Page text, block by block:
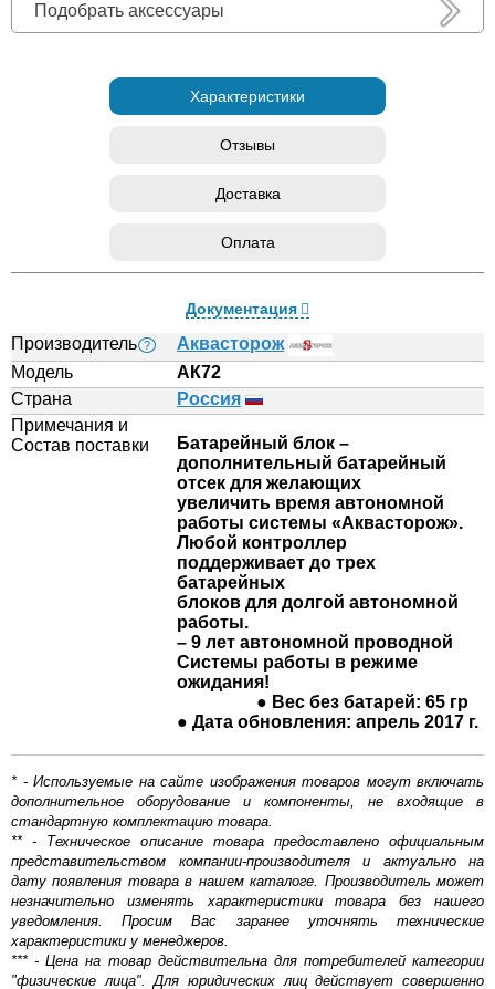
Подобрать аксессуары
Характеристики
Отзывы
Доставка
Оплата
Документация
Производитель ?
Аквасторож
Модель
АК72
Страна
Россия
Примечания и
Состав поставки
Батарейный блок –
дополнительный батарейный
отсек для желающих
увеличить время автономной
работы системы «Аквасторож».
Любой контроллер
поддерживает до трех
батарейных
блоков для долгой автономной
работы.
– 9 лет автономной проводной
Системы работы в режиме
ожидания!
● Вес без батарей: 65 гр
● Дата обновления: апрель 2017 г.
* - Используемые на сайте изображения товаров могут включать
дополнительное оборудование и компоненты, не входящие в
стандартную комплектацию товара.
** - Техническое описание товара предоставлено официальным
представительством компании-производителя и актуально на
дату появления товара в нашем каталоге. Производитель может
незначительно изменять характеристики товара без нашего
уведомления. Просим Вас заранее уточнять технические
характеристики у менеджеров.
*** - Цена на товар действительна для потребителей категории
"физические лица". Для юридических лиц действует совершенно